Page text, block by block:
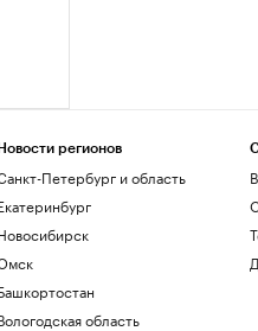
Новости регионов
Петербург и область
область